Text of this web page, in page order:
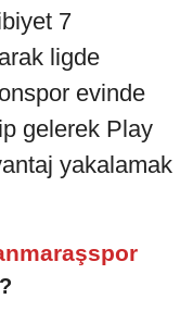
7
ligde
evinde
gelerek Play
yakalamak